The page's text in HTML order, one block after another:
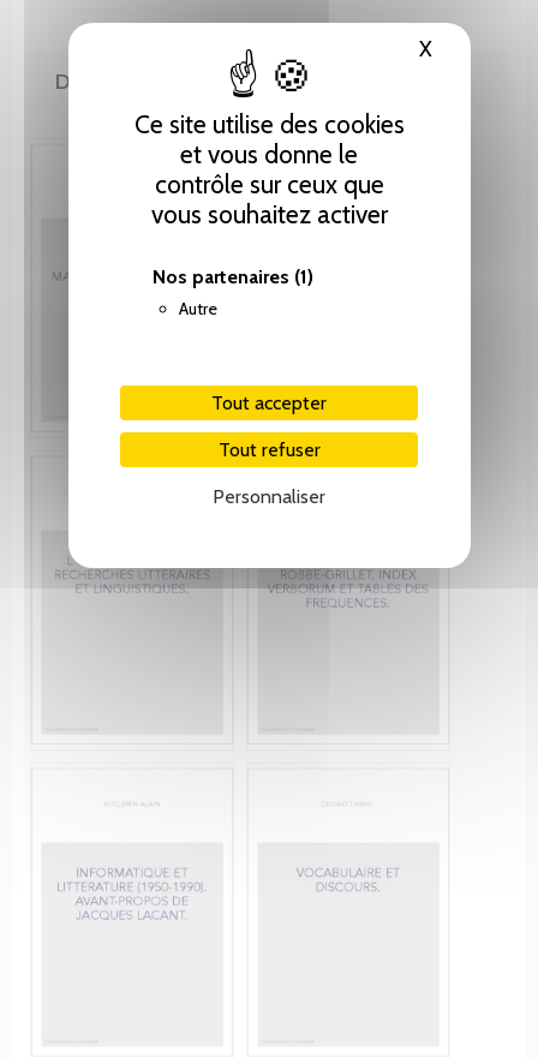
Ce site utilise des cookies
et vous donne le
contrôle sur ceux que
vous souhaitez activer
Nos partenaires (1)
Autre
Tout accepter
Tout refuser
Personnaliser
XMasquer
DE LA MÊME COLLECTION